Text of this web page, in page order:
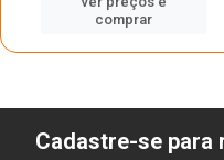
comprar
Cadastre-se para